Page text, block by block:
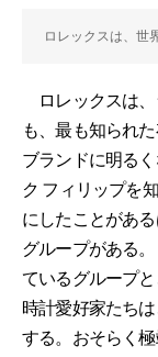
ロレックスは、世
ロレックスは、
も、最も知られ
ブランドに明る
ク フィリップを
にしたことがあ
グループがある
ているグループ
時計愛好家たち
する。おそらく